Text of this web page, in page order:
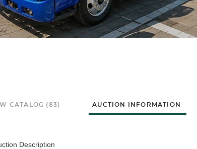
CATALOG (83) AUCTION INFORMATION
Description